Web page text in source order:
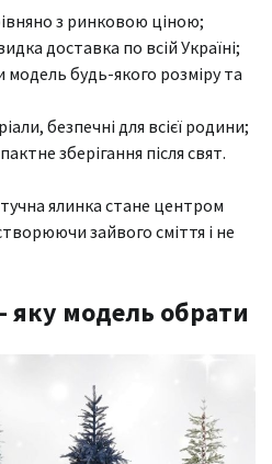
з ринковою ціною;
доставка по всій Україні;
будь-якого розміру та
безпечні для всієї родини;
зберігання після свят.
ялинка стане центром
зайвого сміття і не
яку модель обрати